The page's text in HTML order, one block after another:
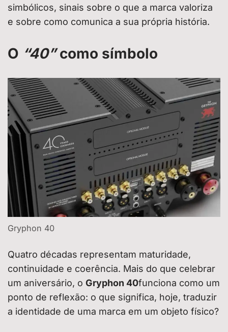
simbólicos, sinais sobre o que a marca valoriza
e sobre como comunica a sua própria história.
O “40”como símbolo
Gryphon 40
Quatro décadas representam maturidade,
continuidade e coerência. Mais do que celebrar
um aniversário, o Gryphon 40funciona como um
ponto de reflexão: o que significa, hoje, traduzir
a identidade de uma marca em um objeto físico?